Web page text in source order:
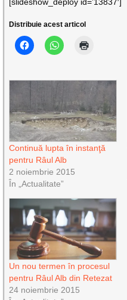
Distribuie acest articol
Continuă lupta în instanţă
pentru Râul Alb
2 noiembrie 2015
În „Actualitate”
Un nou termen în procesul
pentru Râul Alb din Retezat
24 noiembrie 2015